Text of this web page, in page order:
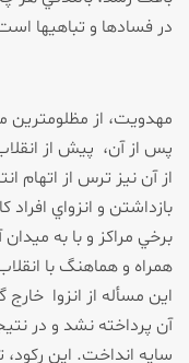
در فسادها و تباهي­ها
مهدويت، از
پس از آن، پيش از
از آن نيز ترس از اتهام
بازداشتن و انزواي
برخي مراكز و با به
همراه و هماهنگ با
اين مسأله از انزوا
آن پرداخته نشد و در
سايه انداخت. اين ركود،